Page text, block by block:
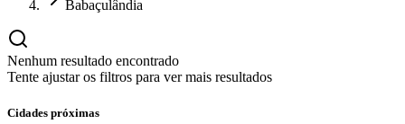
Babaçulândia
Nenhum resultado encontrado
Tente ajustar os filtros para ver mais resultados
Cidades próximas